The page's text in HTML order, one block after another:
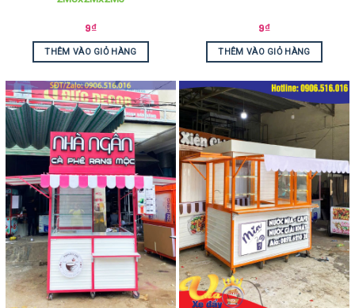
9₫
THÊM VÀO GIỎ HÀNG
9₫
THÊM VÀO GIỎ HÀNG